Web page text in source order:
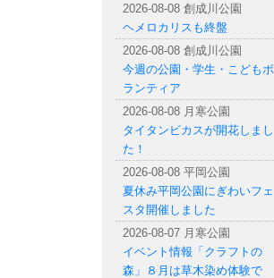
2026-08-08 創成川公園
ヘメロカリスも終盤
2026-08-08 創成川公園
今週の公園・学生・こどもボ
ランティア
2026-08-08 月寒公園
タイタンビカスが開花しまし
た！
2026-08-08 平岡公園
夏休み平岡公園にぎわいフェ
スタ開催しました
2026-08-07 月寒公園
イベント情報「クラフトの
森」８月は草木染め体験で